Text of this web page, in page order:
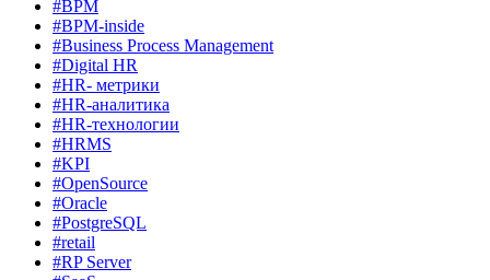
#BPM
#BPM-inside
#Business Process Management
#Digital HR
#HR- метрики
#HR-аналитика
#HR-технологии
#HRMS
#KPI
#OpenSource
#Oracle
#PostgreSQL
#retail
#RP Server